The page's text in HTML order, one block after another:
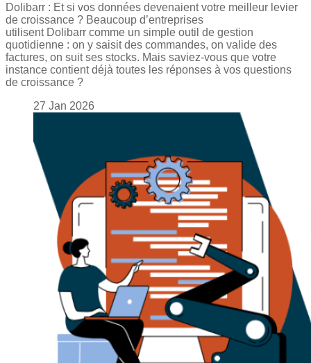
Dolibarr : Et si vos données devenaient votre meilleur levier
de croissance ? Beaucoup d’entreprises
utilisent Dolibarr comme un simple outil de gestion
quotidienne : on y saisit des commandes, on valide des
factures, on suit ses stocks. Mais saviez-vous que votre
instance contient déjà toutes les réponses à vos questions
de croissance ?
27 Jan 2026